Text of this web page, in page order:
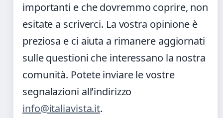
importanti e che dovremmo coprire, non
esitate a scriverci. La vostra opinione è
preziosa e ci aiuta a rimanere aggiornati
sulle questioni che interessano la nostra
comunità. Potete inviare le vostre
segnalazioni all’indirizzo
info@italiavista.it.